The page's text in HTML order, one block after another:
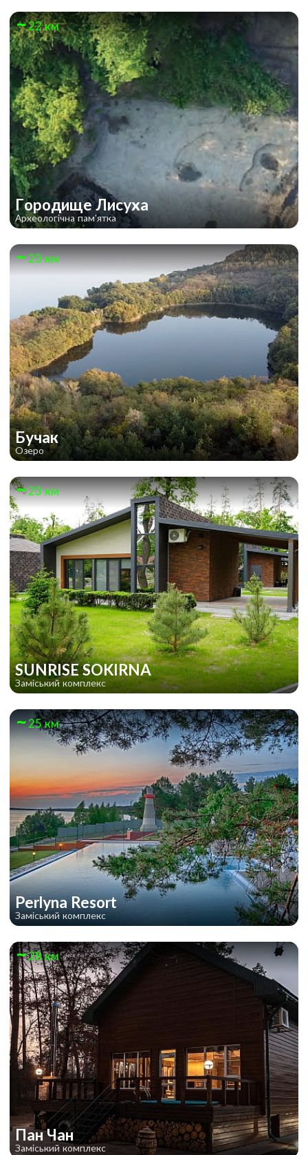
22 км
Городище Лисуха
Археологічна пам'ятка
23 км
Бучак
Озеро
23 км
SUNRISE SOKIRNA
Заміський комплекс
25 км
Perlyna Resort
Заміський комплекс
28 км
Пан Чан
Заміський комплекс